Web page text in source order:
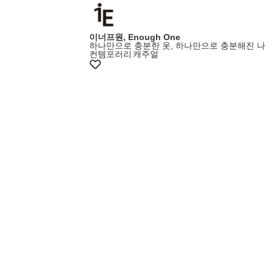
이너프원, Enough One
하나만으로 충분한 옷, 하나만으로 충분해진 나
컨템포러리 캐주얼